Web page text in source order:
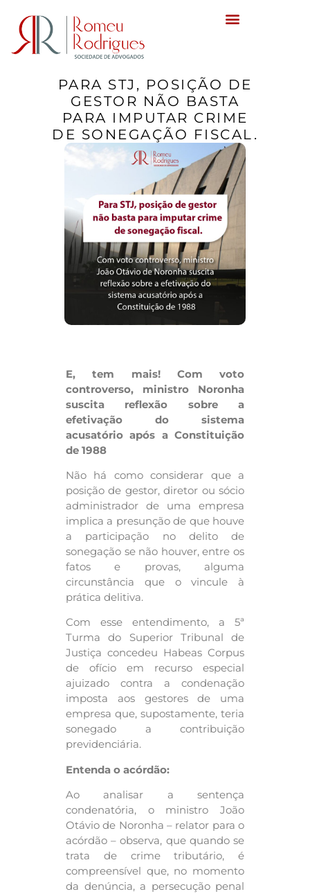
PARA STJ, POSIÇÃO DE
GESTOR NÃO BASTA
PARA IMPUTAR CRIME
DE SONEGAÇÃO FISCAL.
E, tem mais! Com voto
controverso, ministro Noronha
suscita reflexão sobre a
efetivação do sistema
acusatório após a Constituição
de 1988
Não há como considerar que a
posição de gestor, diretor ou sócio
administrador de uma empresa
implica a presunção de que houve
a participação no delito de
sonegação se não houver, entre os
fatos e provas, alguma
circunstância que o vincule à
prática delitiva.
Com esse entendimento, a 5ª
Turma do Superior Tribunal de
Justiça concedeu Habeas Corpus
de ofício em recurso especial
ajuizado contra a condenação
imposta aos gestores de uma
empresa que, supostamente, teria
sonegado a contribuição
previdenciária.
Entenda o acórdão:
Ao analisar a sentença
condenatória, o ministro João
Otávio de Noronha – relator para o
acórdão – observa, que quando se
trata de crime tributário, é
compreensível que, no momento
da denúncia, a persecução penal